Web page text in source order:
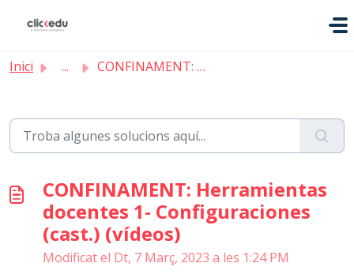
Inici ... CONFINAMENT: Herramientas docentes 1- Configuraciones (ca...
CONFINAMENT: Herramientas
docentes 1- Configuraciones
(cast.) (vídeos)
Modificat el Dt, 7 Març, 2023 a les 1:24 PM